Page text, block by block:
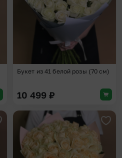
Букет из 41 белой розы (70 см)
10 499 ₽
Добавить в избранное